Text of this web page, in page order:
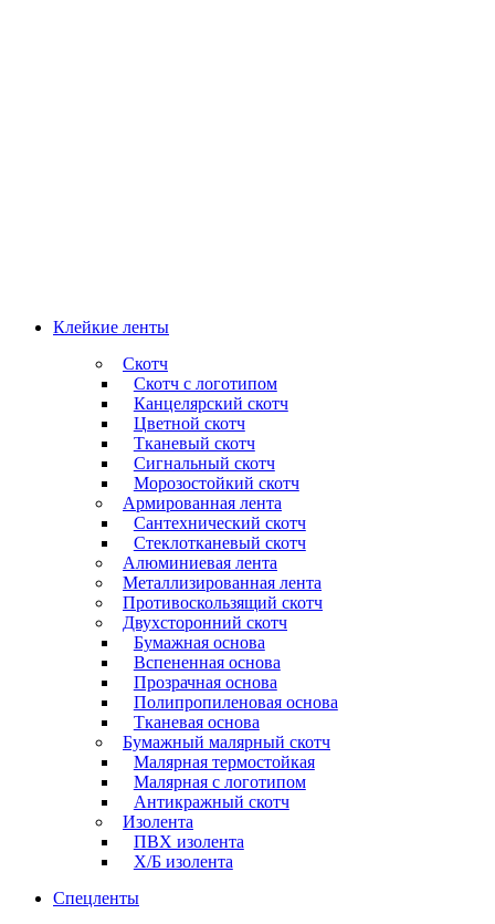
Клейкие ленты
Скотч
Скотч с логотипом
Канцелярский скотч
Цветной скотч
Тканевый скотч
Сигнальный скотч
Морозостойкий скотч
Армированная лента
Сантехнический скотч
Стеклотканевый скотч
Алюминиевая лента
Металлизированная лента
Противоскользящий скотч
Двухсторонний скотч
Бумажная основа
Вспененная основа
Прозрачная основа
Полипропиленовая основа
Тканевая основа
Бумажный малярный скотч
Малярная термостойкая
Малярная с логотипом
Антикражный скотч
Изолента
ПВХ изолента
Х/Б изолента
Спецленты